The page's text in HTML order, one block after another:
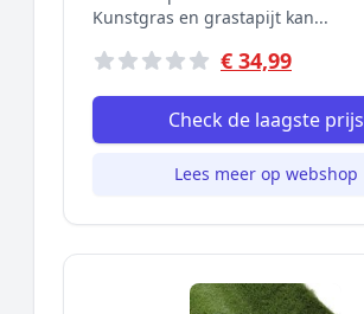
Kunstgras en grastapijt kan...
€ 34,99
Check de laagste prijs
Lees meer op webshop